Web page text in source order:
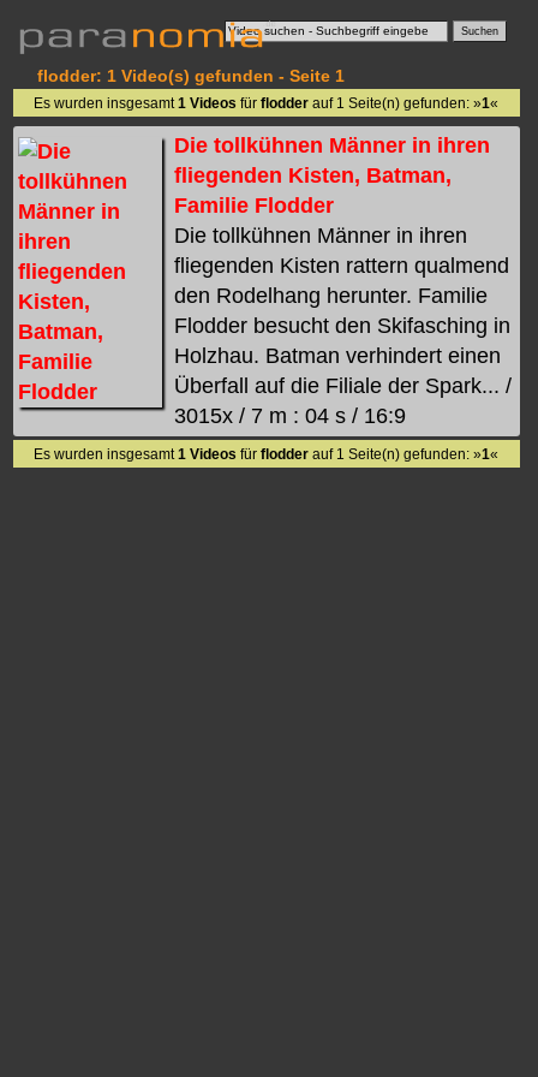
flodder: 1 Video(s) gefunden - Seite 1
Es wurden insgesamt1 Videos fürflodder auf 1 Seite(n) gefunden: »1«
Die tollkühnen Männer in ihren
fliegenden Kisten, Batman,
Familie Flodder
Die tollkühnen Männer in ihren
fliegenden Kisten rattern qualmend
den Rodelhang herunter. Familie
Flodder besucht den Skifasching in
Holzhau. Batman verhindert einen
Überfall auf die Filiale der Spark... /
3015x / 7 m : 04 s / 16:9
Es wurden insgesamt1 Videos fürflodder auf 1 Seite(n) gefunden: »1«